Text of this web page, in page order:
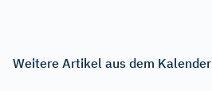
Weitere Artikel aus dem Kalender